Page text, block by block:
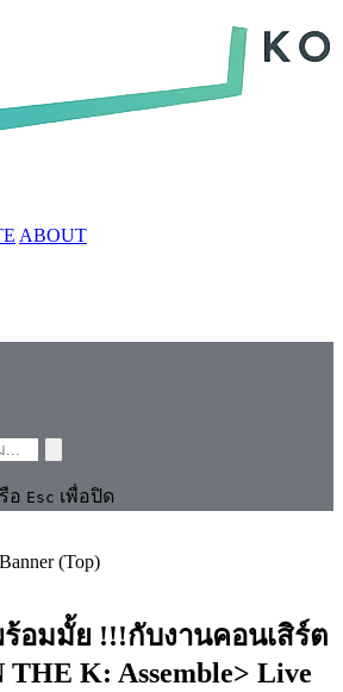
ABOUT
อ Esc เพื่อปิด
(Top)
อมมั้ย !!!กับงานคอนเสิร์ต
K: Assemble> Live